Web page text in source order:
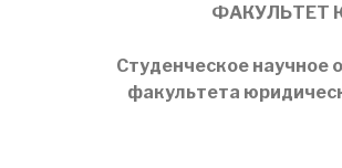
ФАКУЛЬТЕТ
Студенческое научное
факультета